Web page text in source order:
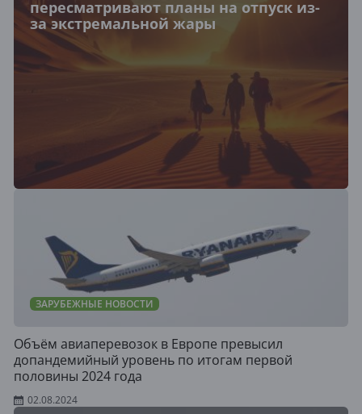
пересматривают планы на отпуск из-
за экстремальной жары
ЗАРУБЕЖНЫЕ НОВОСТИ
Объём авиаперевозок в Европе превысил
допандемийный уровень по итогам первой
половины 2024 года
02.08.2024